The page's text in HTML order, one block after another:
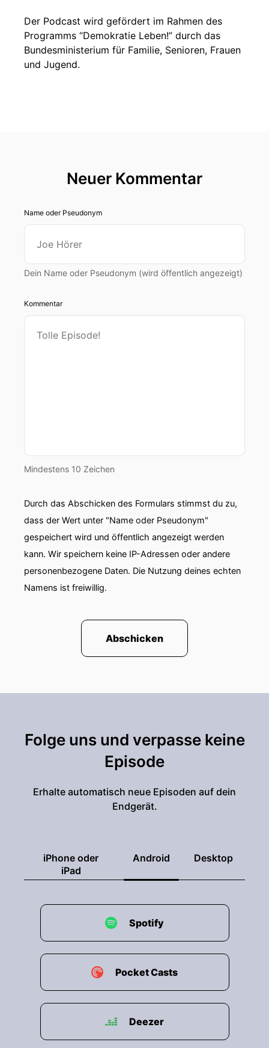
Der Podcast wird gefördert im Rahmen des
Programms “Demokratie Leben!” durch das
Bundesministerium für Familie, Senioren, Frauen
und Jugend.
Neuer Kommentar
Name oder Pseudonym
Dein Name oder Pseudonym (wird öffentlich angezeigt)
Kommentar
Mindestens 10 Zeichen
Durch das Abschicken des Formulars stimmst du zu,
dass der Wert unter "Name oder Pseudonym"
gespeichert wird und öffentlich angezeigt werden
kann. Wir speichern keine IP-Adressen oder andere
personenbezogene Daten. Die Nutzung deines echten
Namens ist freiwillig.
Abschicken
Folge uns und verpasse keine
Episode
Erhalte automatisch neue Episoden auf dein
Endgerät.
iPhone oder
iPad
Android Desktop
Spotify
Pocket Casts
Deezer